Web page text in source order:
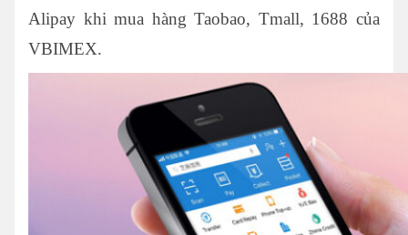
Alipay khi mua hàng Taobao, Tmall, 1688 của
VBIMEX.